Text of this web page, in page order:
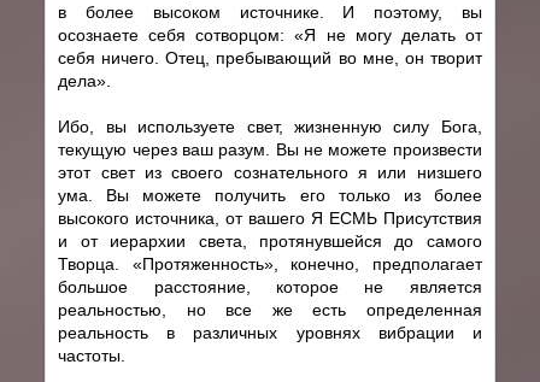
в более высоком источнике. И поэтому, вы
осознаете себя cотворцом: «Я не могу делать от
себя ничего. Отец, пребывающий во мне, он творит
дела».
Ибо, вы используете свет, жизненную силу Бога,
текущую через ваш разум. Вы не можете произвести
этот свет из своего сознательного я или низшего
ума. Вы можете получить его только из более
высокого источника, от вашего Я ЕСМЬ Присутствия
и от иерархии света, протянувшейся до самого
Творца. «Протяженность», конечно, предполагает
большое расстояние, которое не является
реальностью, но все же есть определенная
реальность в различных уровнях вибрации и
частоты.